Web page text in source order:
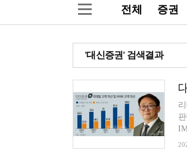
전체 증권
'대신증권' 검색결과